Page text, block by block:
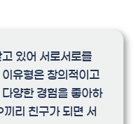
있어 서로서로를
유형은 창의적이고
양한 경험을 좋아하
리 친구가 되면 서